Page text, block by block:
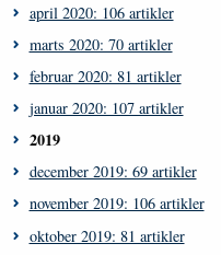
april 2020: 106 artikler
marts 2020: 70 artikler
februar 2020: 81 artikler
januar 2020: 107 artikler
2019
december 2019: 69 artikler
november 2019: 106 artikler
oktober 2019: 81 artikler